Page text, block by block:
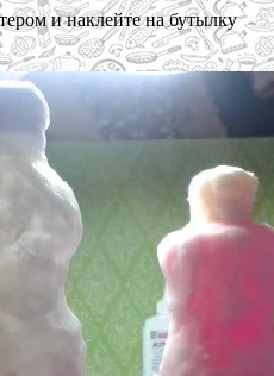
и наклейте на бутылку